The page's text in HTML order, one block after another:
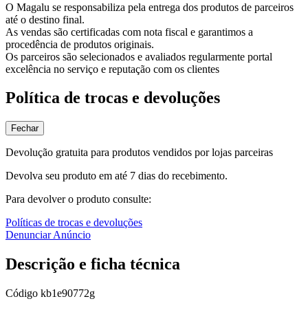
O Magalu se responsabiliza pela entrega dos produtos de parceiros
até o destino final.
As vendas são certificadas com nota fiscal e garantimos a
procedência de produtos originais.
Os parceiros são selecionados e avaliados regularmente portal
excelência no serviço e reputação com os clientes
Política de trocas e devoluções
Fechar
Devolução gratuita para produtos vendidos por lojas parceiras
Devolva seu produto em até 7 dias do recebimento.
Para devolver o produto consulte:
Políticas de trocas e devoluções
Denunciar Anúncio
Descrição e ficha técnica
Código kb1e90772g